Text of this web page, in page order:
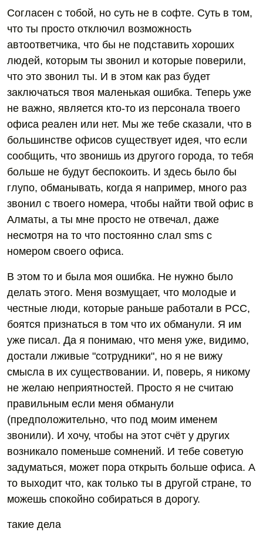
Согласен с тобой, но суть не в софте. Суть в том,
что ты просто отключил возможность
автоответчика, что бы не подставить хороших
людей, которым ты звонил и которые поверили,
что это звонил ты. И в этом как раз будет
заключаться твоя маленькая ошибка. Теперь уже
не важно, является кто-то из персонала твоего
офиса реален или нет. Мы же тебе сказали, что в
большинстве офисов существует идея, что если
сообщить, что звонишь из другого города, то тебя
больше не будут беспокоить. И здесь было бы
глупо, обманывать, когда я например, много раз
звонил с твоего номера, чтобы найти твой офис в
Алматы, а ты мне просто не отвечал, даже
несмотря на то что постоянно слал sms с
номером своего офиса.
В этом то и была моя ошибка. Не нужно было
делать этого. Меня возмущает, что молодые и
честные люди, которые раньше работали в PCC,
боятся признаться в том что их обманули. Я им
уже писал. Да я понимаю, что меня уже, видимо,
достали лживые "сотрудники", но я не вижу
смысла в их существовании. И, поверь, я никому
не желаю неприятностей. Просто я не считаю
правильным если меня обманули
(предположительно, что под моим именем
звонили). И хочу, чтобы на этот счёт у других
возникало поменьше сомнений. И тебе советую
задуматься, может пора открыть больше офиса. А
то выходит что, как только ты в другой стране, то
можешь спокойно собираться в дорогу.
такие дела